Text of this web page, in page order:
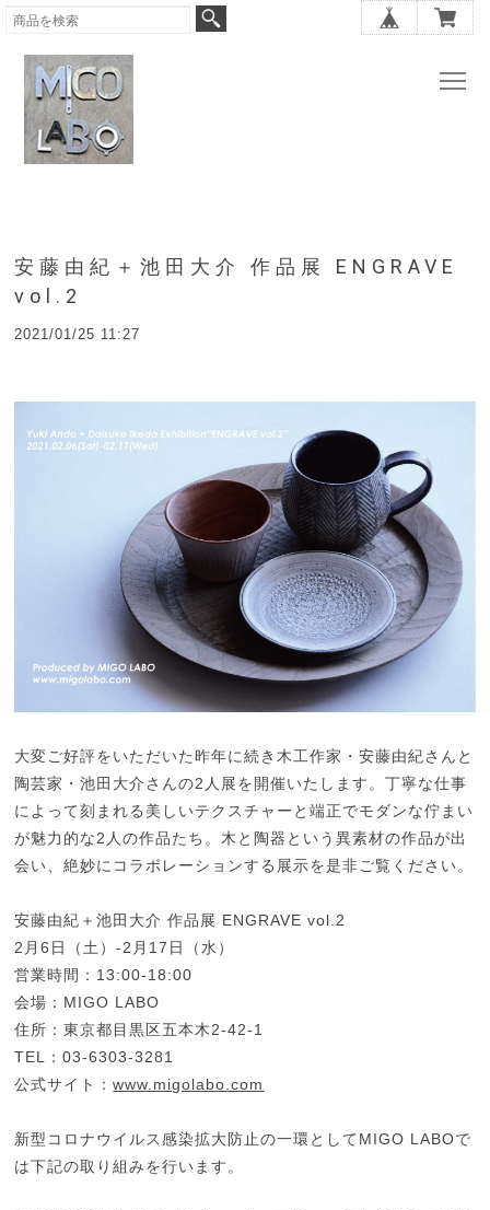
安藤由紀＋池田大介 作品展 ENGRAVE
vol.2
2021/01/25 11:27
大変ご好評をいただいた昨年に続き木工作家・安藤由紀さんと
陶芸家・池田大介さんの2人展を開催いたします。丁寧な仕事
によって刻まれる美しいテクスチャーと端正でモダンな佇まい
が魅力的な2人の作品たち。木と陶器という異素材の作品が出
会い、絶妙にコラボレーションする展示を是非ご覧ください。
安藤由紀＋池田大介 作品展 ENGRAVE vol.2
2月6日（土）-2月17日（水）
営業時間：13:00-18:00
会場：MIGO LABO
住所：東京都目黒区五本木2-42-1
TEL：03-6303-3281
公式サイト：www.migolabo.com
新型コロナウイルス感染拡大防止の一環としてMIGO LABOで
は下記の取り組みを行います。